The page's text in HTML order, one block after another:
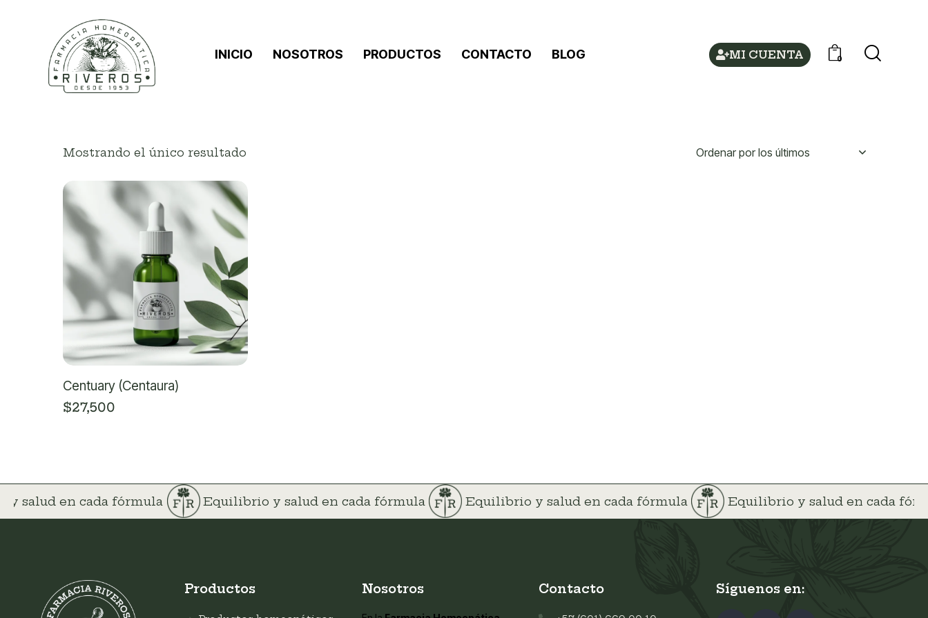
INICIO NOSOTROS PRODUCTOS CONTACTO BLOG MI CUENTA 0
Mostrando el único resultado
Centuary (Centaura)
$27,500
y salud en cada fórmula Equilibrio y salud en cada fórmula Equilibrio y salud en cada fórmula Equilibrio y salud en cada
Productos Nosotros Contacto Síguenos en: